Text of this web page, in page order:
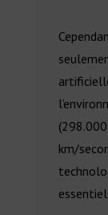
km/